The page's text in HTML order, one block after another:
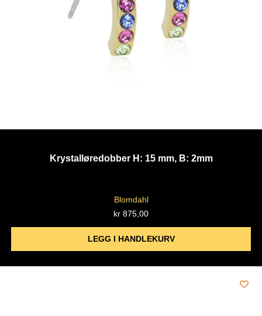
Krystalløredobber H: 15 mm, B: 2mm
Blomdahl
kr 875,00
LEGG I HANDLEKURV